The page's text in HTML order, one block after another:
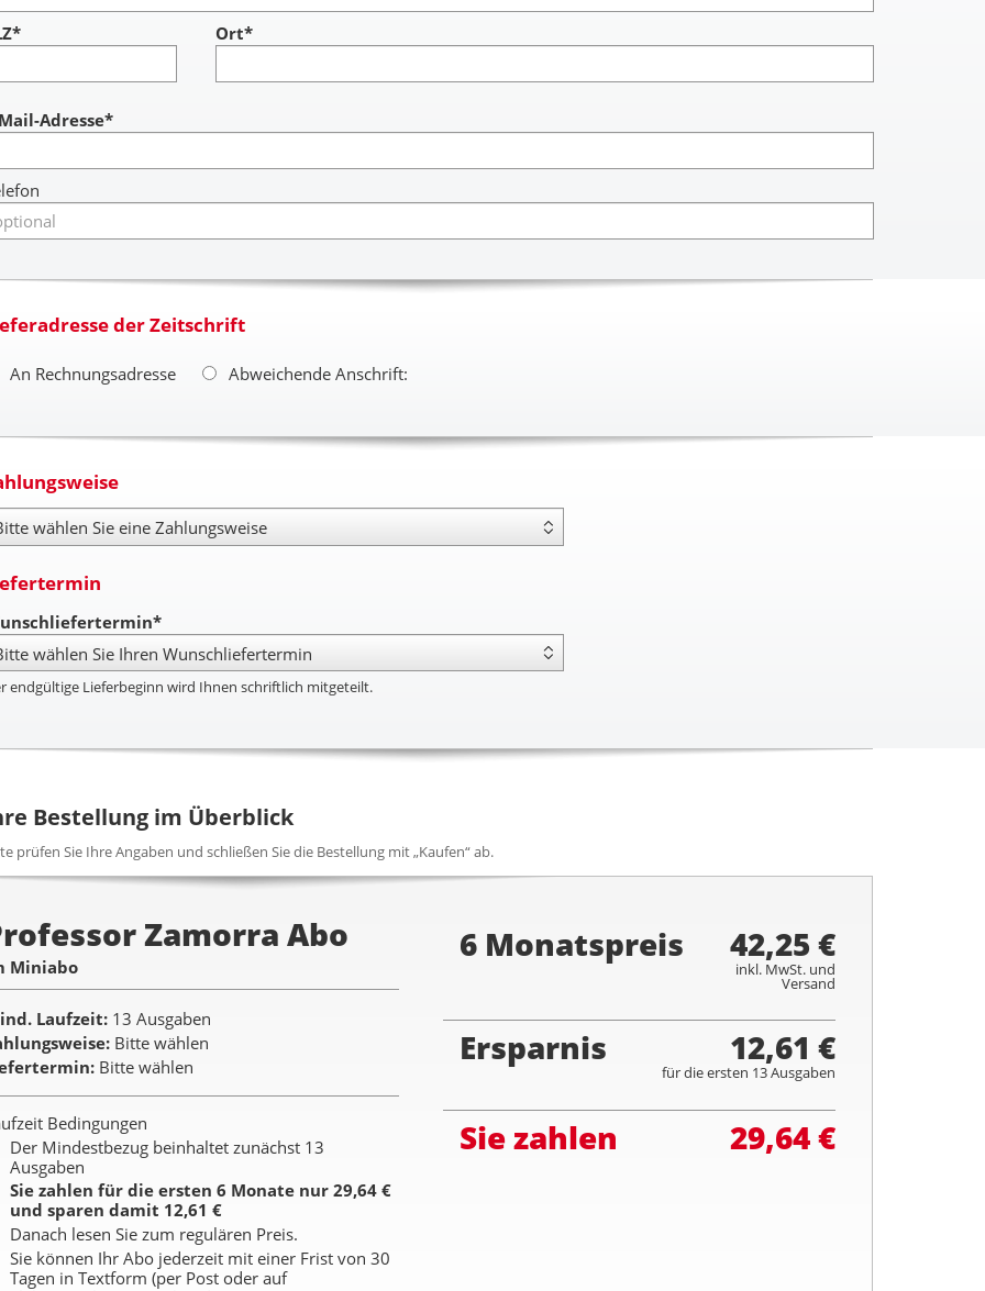
Ort*
Adresse*
der Zeitschrift
An Rechnungsadresse Abweichende Anschrift:
endgültige Lieferbeginn wird Ihnen schriftlich mitgeteilt.
Bestellung im Überblick
prüfen Sie Ihre Angaben und schließen Sie die Bestellung mit „Kaufen“ ab.
Zamorra Abo
Miniabo
Laufzeit 13 Ausgaben
Bitte wählen
Bitte wählen
Bedingungen
Der Mindestbezug beinhaltet zunächst 13
Ausgaben
Sie zahlen für die ersten 6 Monate nur 29,64 €
und sparen damit 12,61 €
Danach lesen Sie zum regulären Preis.
Sie können Ihr Abo jederzeit mit einer Frist von 30
Tagen in Textform (per Post oder auf
6 Monatspreis 42,25 €
inkl. MwSt. und
Versand
Ersparnis 12,61 €
für die ersten 13 Ausgaben
Sie zahlen 29,64 €